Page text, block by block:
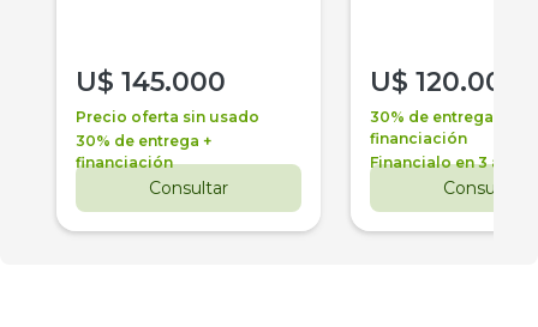
U$ 145.000
Precio oferta sin usado
30% de entrega +
financiación
Consultar
U$ 120.000
30% de entrega +
financiación
Financialo en 3 años
Consultar